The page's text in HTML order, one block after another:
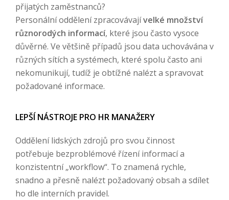
přijatých zaměstnanců?
Personální oddělení zpracovávajívelké množství
různorodých informací, které jsou často vysoce
důvěrné. Ve většině případů jsou data uchovávána v
různých sítích a systémech, které spolu často ani
nekomunikují, tudíž je obtížné nalézt a spravovat
požadované informace.
LEPŠÍ NÁSTROJE PRO HR MANAŽERY
Oddělení lidských zdrojů pro svou činnost
potřebuje bezproblémové řízení informací a
konzistentní „workflow“. To znamená rychle,
snadno a přesně nalézt požadovaný obsah a sdílet
ho dle interních pravidel.